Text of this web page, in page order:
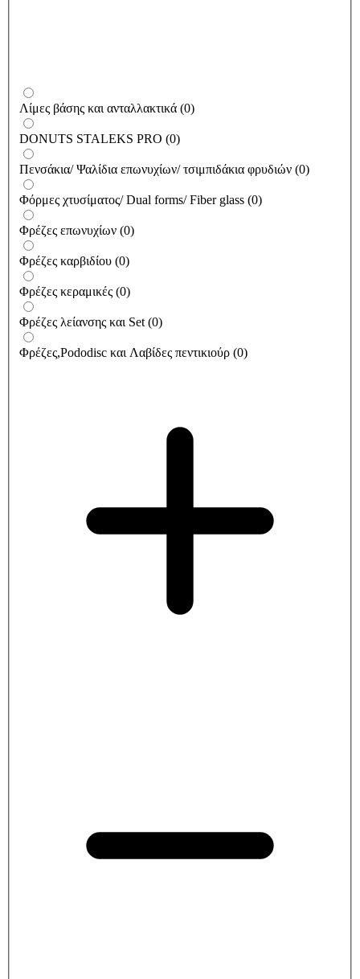
Λίμες βάσης και ανταλλακτικά (0)
DONUTS STALEKS PRO (0)
Πενσάκια/ Ψαλίδια επωνυχίων/ τσιμπιδάκια φρυδιών (0)
Φόρμες χτυσίματος/ Dual forms/ Fiber glass (0)
Φρέζες επωνυχίων (0)
Φρέζες καρβιδίου (0)
Φρέζες κεραμικές (0)
Φρέζες λείανσης και Set (0)
Φρέζες,Pododisc και Λαβίδες πεντικιούρ (0)